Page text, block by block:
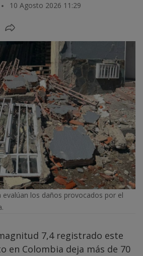
10 Agosto 2026 11:29
evalúan los daños provocados por el
7,4 registrado este
en Colombia deja más de 70